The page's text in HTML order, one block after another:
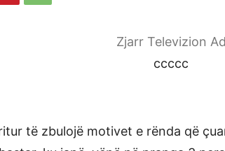
Zjarr Televizion Ad
ccccc
të zbulojë motivet e rënda që